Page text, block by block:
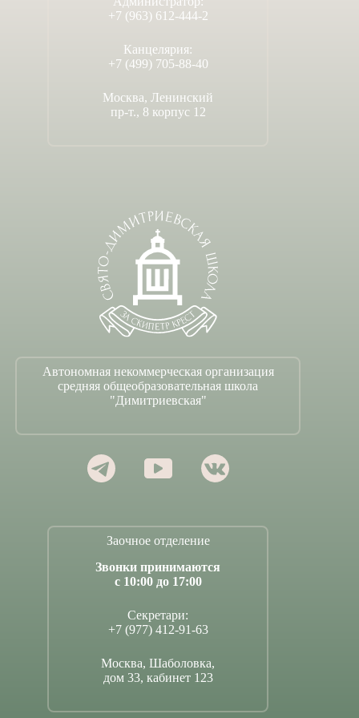
+7 (963) 612-444-2
Канцелярия:
+7 (499) 705-88-40
Москва, Ленинский
пр-т., 8 корпус 12
Автономная некоммерческая организация
средняя общеобразовательная школа
"Димитриевская"
Заочное отделение
Звонки принимаются
с 10:00 до 17:00
Секретари:
+7 (977) 412-91-63
Москва, Шаболовка,
дом 33, кабинет 123